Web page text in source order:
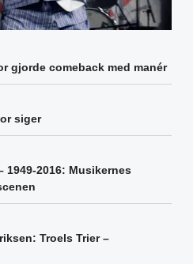
gjorde comeback med manér
siger
1949-2016: Musikernes
Troels Trier –